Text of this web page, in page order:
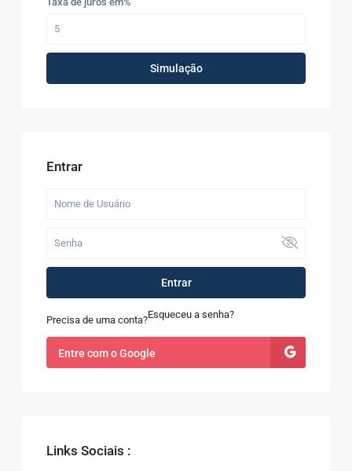
Simulação
Entrar
Entrar
Precisa de uma conta?Esqueceu a senha?
Entre com o Google
Links Sociais :